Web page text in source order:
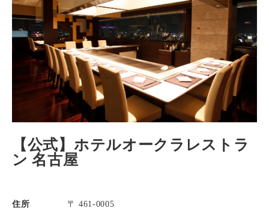
【公式】ホテルオークラレストラ
ン 名古屋
住所
〒 461-0005